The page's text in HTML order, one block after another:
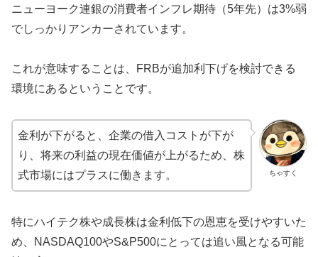
ニューヨーク連銀の消費者インフレ期待（5年先）は3%弱
でしっかりアンカーされています。
これが意味することは、FRBが追加利下げを検討できる
環境にあるということです。
ちゃすく
金利が下がると、企業の借入コストが下が
り、将来の利益の現在価値が上がるため、株
式市場にはプラスに働きます。
特にハイテク株や成長株は金利低下の恩恵を受けやすいた
め、NASDAQ100やS&P500にとっては追い風となる可能